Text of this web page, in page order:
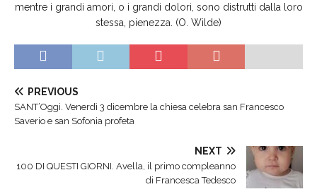
mentre i grandi amori, o i grandi dolori, sono distrutti dalla loro
stessa, pienezza. (O. Wilde)
PREVIOUS
SANT’Oggi. Venerdì 3 dicembre la chiesa celebra san Francesco
Saverio e san Sofonia profeta
NEXT
100 DI QUESTI GIORNI. Avella, il primo compleanno
di Francesca Tedesco